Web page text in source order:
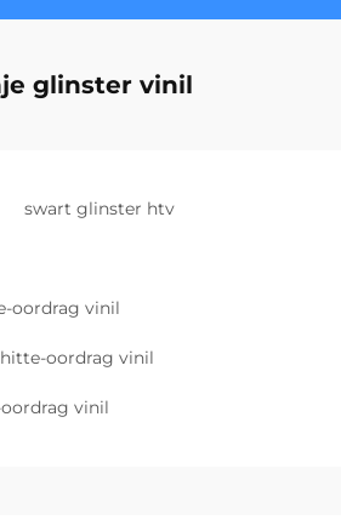
glinster vinil
swart glinster htv
oordrag vinil
oordrag vinil
vinil